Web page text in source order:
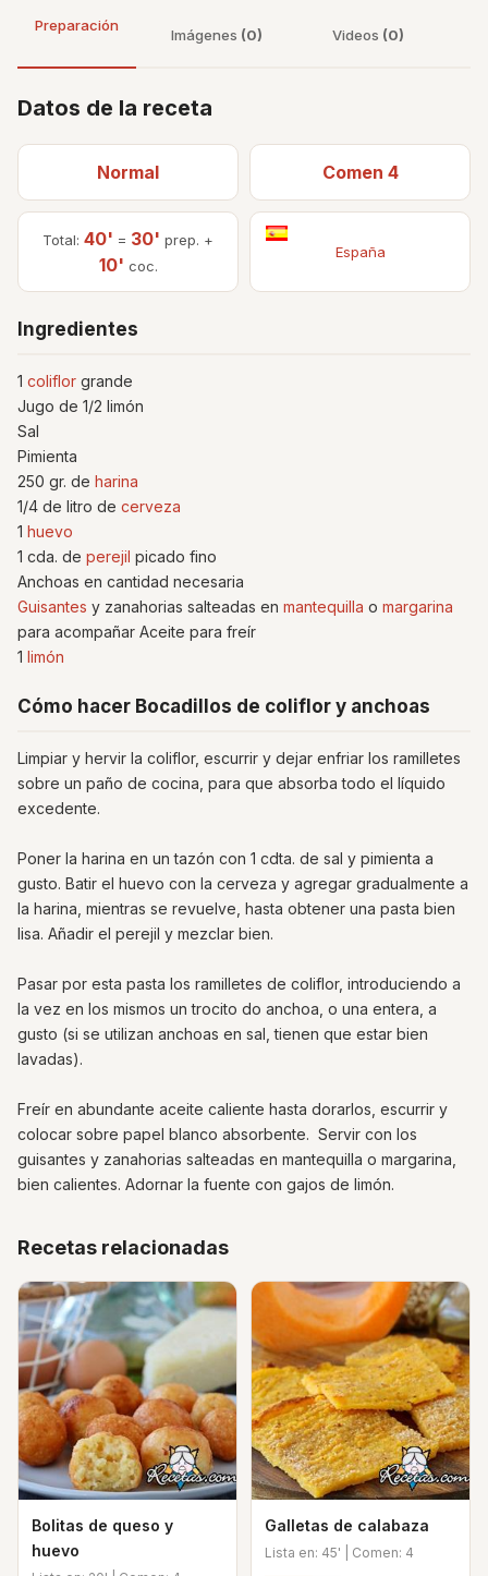
Preparación
Imágenes (0) Videos (0)
Datos de la receta
Normal Comen 4
Total: 40' = 30' prep. +
10' coc.
España
Ingredientes
1 coliflor grande
Jugo de 1/2 limón
Sal
Pimienta
250 gr. de harina
1/4 de litro de cerveza
1 huevo
1 cda. de perejil picado fino
Anchoas en cantidad necesaria
Guisantes y zanahorias salteadas en mantequilla o margarina
para acompañar Aceite para freír
1 limón
Cómo hacer Bocadillos de coliflor y anchoas
Limpiar y hervir la coliflor, escurrir y dejar enfriar los ramilletes
sobre un paño de cocina, para que absorba todo el líquido
excedente.
Poner la harina en un tazón con 1 cdta. de sal y pimienta a
gusto. Batir el huevo con la cerveza y agregar gradualmente a
la harina, mientras se revuelve, hasta obtener una pasta bien
lisa. Añadir el perejil y mezclar bien.
Pasar por esta pasta los ramilletes de coliflor, introduciendo a
la vez en los mismos un trocito do anchoa, o una entera, a
gusto (si se utilizan anchoas en sal, tienen que estar bien
lavadas).
Freír en abundante aceite caliente hasta dorarlos, escurrir y
colocar sobre papel blanco absorbente. Servir con los
guisantes y zanahorias salteadas en mantequilla o margarina,
bien calientes. Adornar la fuente con gajos de limón.
Recetas relacionadas
Bolitas de queso y
huevo
Galletas de calabaza
Lista en: 45' | Comen: 4